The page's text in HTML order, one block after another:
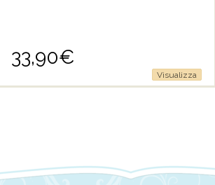
33,90€
Visualizza